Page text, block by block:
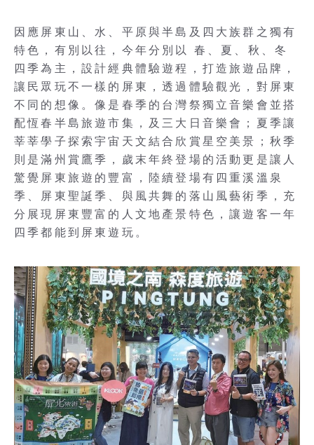
因應屏東山、水、平原與半島及四大族群之獨有
特色，有別以往，今年分別以 春、夏、秋、冬
四季為主，設計經典體驗遊程，打造旅遊品牌，
讓民眾玩不一樣的屏東，透過體驗觀光，對屏東
不同的想像。像是春季的台灣祭獨立音樂會並搭
配恆春半島旅遊市集，及三大日音樂會；夏季讓
莘莘學子探索宇宙天文結合欣賞星空美景；秋季
則是滿州賞鷹季，歲末年終登場的活動更是讓人
驚覺屏東旅遊的豐富，陸續登場有四重溪溫泉
季、屏東聖誕季、與風共舞的落山風藝術季，充
分展現屏東豐富的人文地產景特色，讓遊客一年
四季都能到屏東遊玩。